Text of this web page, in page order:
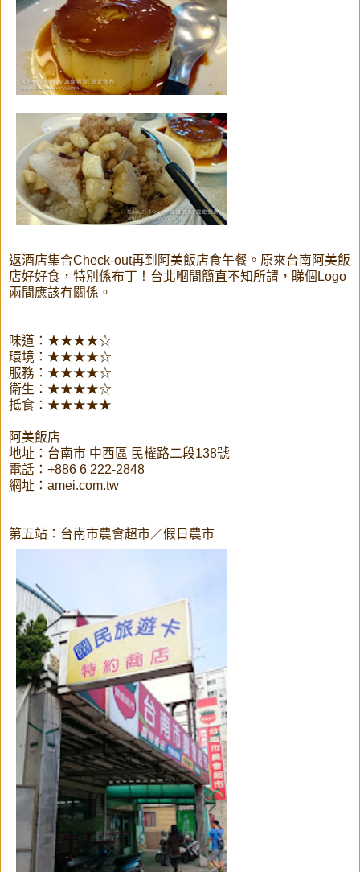
返酒店集合Check-out再到阿美飯店食午餐。原來台南阿美飯
店好好食，特別係布丁！台北嗰間簡直不知所謂，睇個Logo
兩間應該冇關係。
味道：★★★★☆
環境：★★★★☆
服務：★★★★☆
衛生：★★★★☆
抵食：★★★★★
阿美飯店
地址：台南市 中西區 民權路二段138號
電話：+886 6 222-2848
網址：amei.com.tw
第五站：台南市農會超市／假日農市